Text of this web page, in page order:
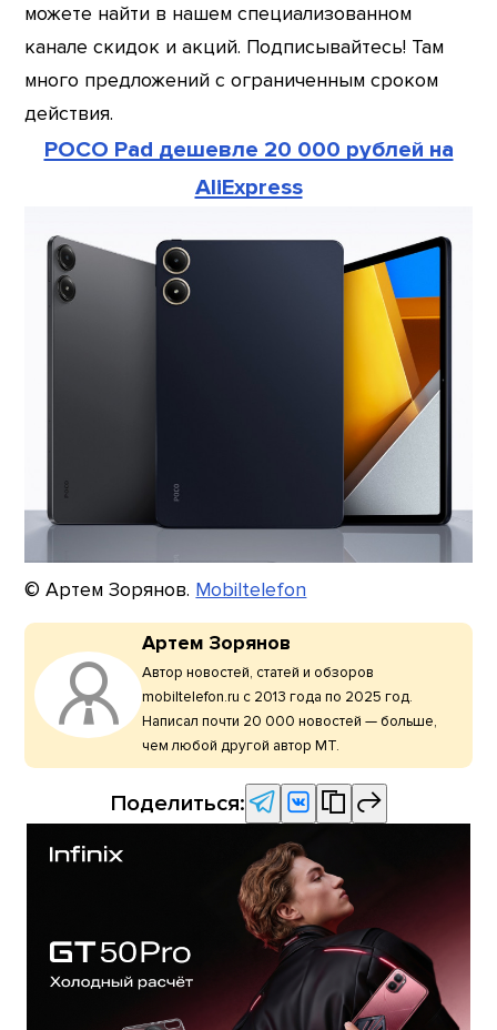
можете найти в нашем специализованном
канале скидок и акций. Подписывайтесь! Там
много предложений с ограниченным сроком
действия.
POCO Pad дешевле 20 000 рублей на
AliExpress
© Артем Зорянов. Mobiltelefon
Артем Зорянов
Автор новостей, статей и обзоров
mobiltelefon.ru с 2013 года по 2025 год.
Написал почти 20 000 новостей — больше,
чем любой другой автор МТ.
Поделиться: